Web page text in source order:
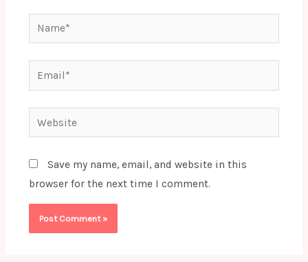
Name*
Email*
Website
Save my name, email, and website in this
browser for the next time I comment.